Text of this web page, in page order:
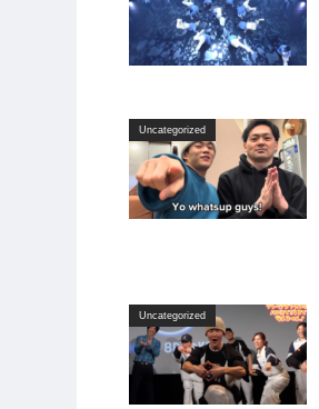
Uncategorized
Uncategorized